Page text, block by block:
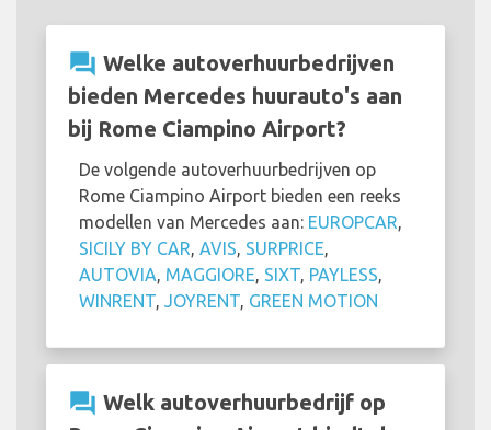
question_answer Welke autoverhuurbedrijven
bieden Mercedes huurauto's aan
bij Rome Ciampino Airport?
De volgende autoverhuurbedrijven op
Rome Ciampino Airport bieden een reeks
modellen van Mercedes aan: EUROPCAR
SICILY BY CAR AVIS SURPRICE
AUTOVIA MAGGIORE SIXT PAYLESS
WINRENT
JOYRENT GREEN MOTION
question_answer Welk autoverhuurbedrijf op